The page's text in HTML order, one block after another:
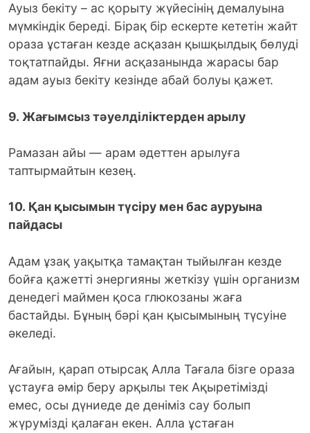
Ауыз бекіту – ас қорыту жүйесінің демалуына
мүмкіндік береді. Бірақ бір ескерте кететін жайт
ораза ұстаған кезде асқазан қышқылдық бөлуді
тоқтатпайды. Яғни асқазанында жарасы бар
адам ауыз бекіту кезінде абай болуы қажет.
9. Жағымсыз тәуелділіктерден арылу
Рамазан айы — арам әдеттен арылуға
таптырмайтын кезең.
10. Қан қысымын түсіру мен бас ауруына
пайдасы
Адам ұзақ уақытқа тамақтан тыйылған кезде
бойға қажетті энергияны жеткізу үшін организм
денедегі маймен қоса глюкозаны жаға
бастайды. Бұның бәрі қан қысымының түсуіне
әкеледі.
Ағайын, қарап отырсақ Алла Тағала бізге ораза
ұстауға әмір беру арқылы тек Ақыретімізді
емес, осы дүниеде де деніміз сау болып
жүрумізді қалаған екен. Алла ұстаған